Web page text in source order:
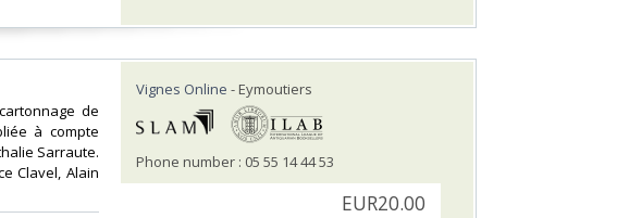
de
à compte
Sarraute.
Clavel, Alain
Vignes Online - Eymoutiers
Phone number : 05 55 14 44 53
EUR20.00